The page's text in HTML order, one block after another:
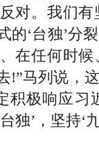
对。我们
的‘台独’分
在任何时
!”马列说，
积极响应习
独’，坚持‘